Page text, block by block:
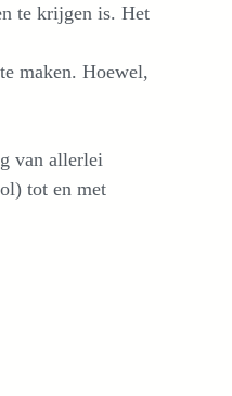
te krijgen is. Het
maken. Hoewel,
van allerlei
tot en met